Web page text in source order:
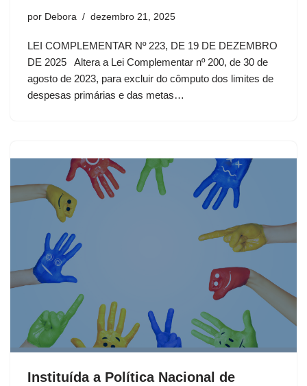
por Debora dezembro 21, 2025
LEI COMPLEMENTAR Nº 223, DE 19 DE DEZEMBRO
DE 2025 Altera a Lei Complementar nº 200, de 30 de
agosto de 2023, para excluir do cômputo dos limites de
despesas primárias e das metas…
Instituída a Política Nacional de